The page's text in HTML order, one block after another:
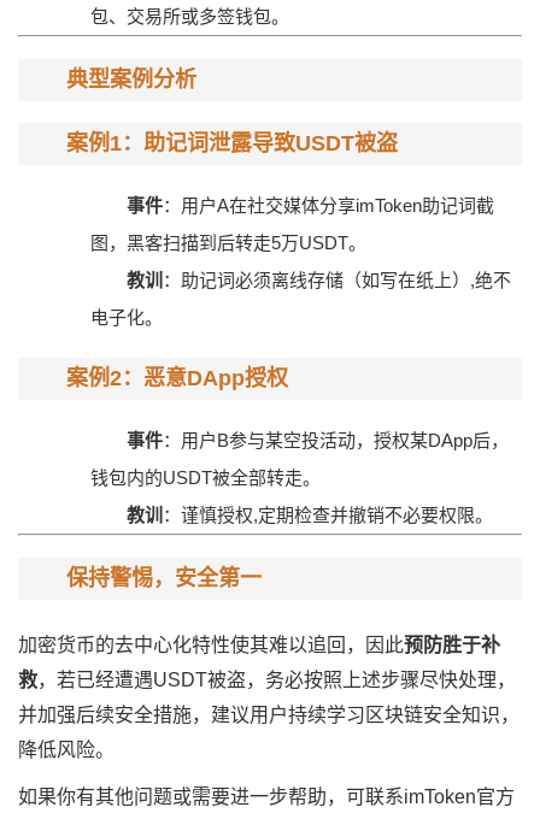
包、交易所或多签钱包。
典型案例分析
案例1：助记词泄露导致USDT被盗
事件：用户A在社交媒体分享imToken助记词截
图，黑客扫描到后转走5万USDT。
教训 ：助记词必须离线存储（如写在纸上）,绝不
电子化。
案例2：恶意DApp授权
事件：用户B参与某空投活动，授权某DApp后，
钱包内的USDT被全部转走。
教训 ：谨慎授权,定期检查并撤销不必要权限。
保持警惕，安全第一
加密货币的去中心化特性使其难以追回，因此预防胜于补
救，若已经遭遇USDT被盗，务必按照上述步骤尽快处理，
并加强后续安全措施，建议用户持续学习区块链安全知识，
降低风险。
如果你有其他问题或需要进一步帮助，可联系imToken官方